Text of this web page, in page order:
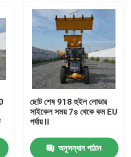
ছোট শেষ 918 হুইল লোডার
সাইকেল সময় 7s থেকে কম EU
পর্যায় II
অনুসন্ধান পাঠান